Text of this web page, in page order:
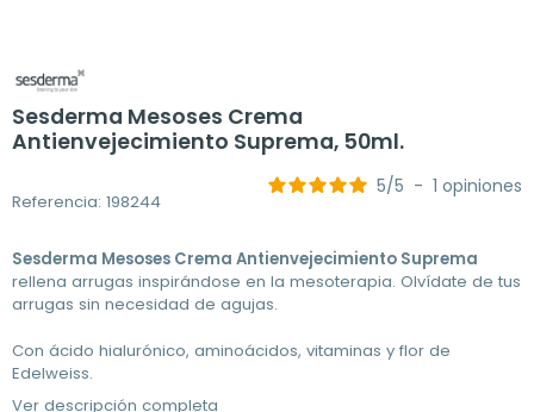
Sesderma Mesoses Crema
Antienvejecimiento Suprema, 50ml.
Referencia: 198244
5/5 - 1 opiniones
Sesderma Mesoses Crema Antienvejecimiento Suprema
rellena arrugas inspirándose en la mesoterapia. Olvídate de tus
arrugas sin necesidad de agujas.
Con ácido hialurónico, aminoácidos, vitaminas y flor de
Edelweiss.
Ver descripción completa